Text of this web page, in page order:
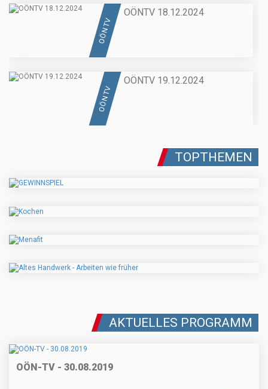
OÖN TV
OÖNTV 18.12.2024
OÖN TV
OÖNTV 19.12.2024
TOPTHEMEN
AKTUELLES PROGRAMM
OÖN-TV - 30.08.2019